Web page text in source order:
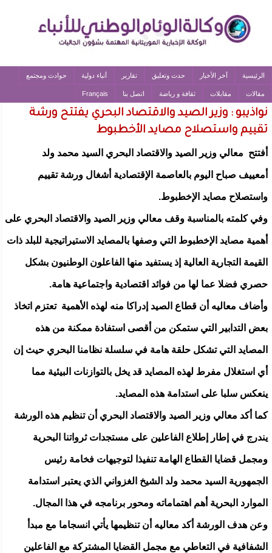
الرئيسية آخر الأخبار حدث وتعليق تقارير أنباء دولية حوادث ومجتمع
مقالات مقابلات ثقافة و رياضة اتصل بنا Français
نواذيبو : وزير الصيد والاقتصاد البحري يفتتح ورشة
تقييم واستصلاح مصايد الأخطبوط
أفتتح معالي وزير الصيد والاقتصاد البحري السيد محمد ولد
أمعييف صباح اليوم بالعاصمة الإقتصادية أشغال ورشة تقييم
واستصلاح مصايد الإخطبوط.
وفي كلمته بالمناسبة وقف معالي وزير الصيد والاقتصاد البحري على
أهمية مصايد الإخطبوط التي وصفها بالمصايد الاستيراتيجية للبلد ذات
القيمة التجارية العالية إذ يستفيد منها الفاعلون الوطنيون بشكل
حصري فضلا عما لها من فوائد اقتصادية واجتماعية هامة.
وأضاف معاليه أن قطاع الصيد إدراكا منه لهذه الأهمية تعتزم اتخاذ
بعض التدابير التي ستمكن من أقصى استفادة ممكنة من هذه
المصايد التي تشكل حلقة هامة في سلسلة نظامنا البحري حيث إن
أي استغلال مفرط لهذه المصايد قد يخل بالتوازنات البيئية مما
ينعكس سلبا على استدامة هذه المصايد.
كما أكد معالي وزير الصيد والاقتصاد البحري أن تنظيم هذه الورشة
يندرج في إطار إطلاع الفاعلين على مستجدات ثرواتنا البحرية
ومجمل قضايا القطاع الهامة تنفيذا لتوجيهات فخامة رئيس
الجمهورية السيد محمد ولد الشيخ الغزواني الذي يعتبر استدامة
الموارد البحرية أهم اهتماماته ومحور برنامجه في هذا المجال.
وعن هدف الورشة أكد معاليه أن تنظيمها يأتي انسجاما مع مبدأ
الشفافية في التعاطي مع مجمل القضايا المشتركة مع الفاعلين